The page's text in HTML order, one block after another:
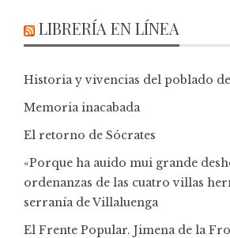
LIBRERÍA EN LÍNEA
Historia y vivencias del poblado
Memoria inacabada
El retorno de Sócrates
«Porque ha auido mui grande
ordenanzas de las cuatro villas
serranía de Villaluenga
El Frente Popular. Jimena de la